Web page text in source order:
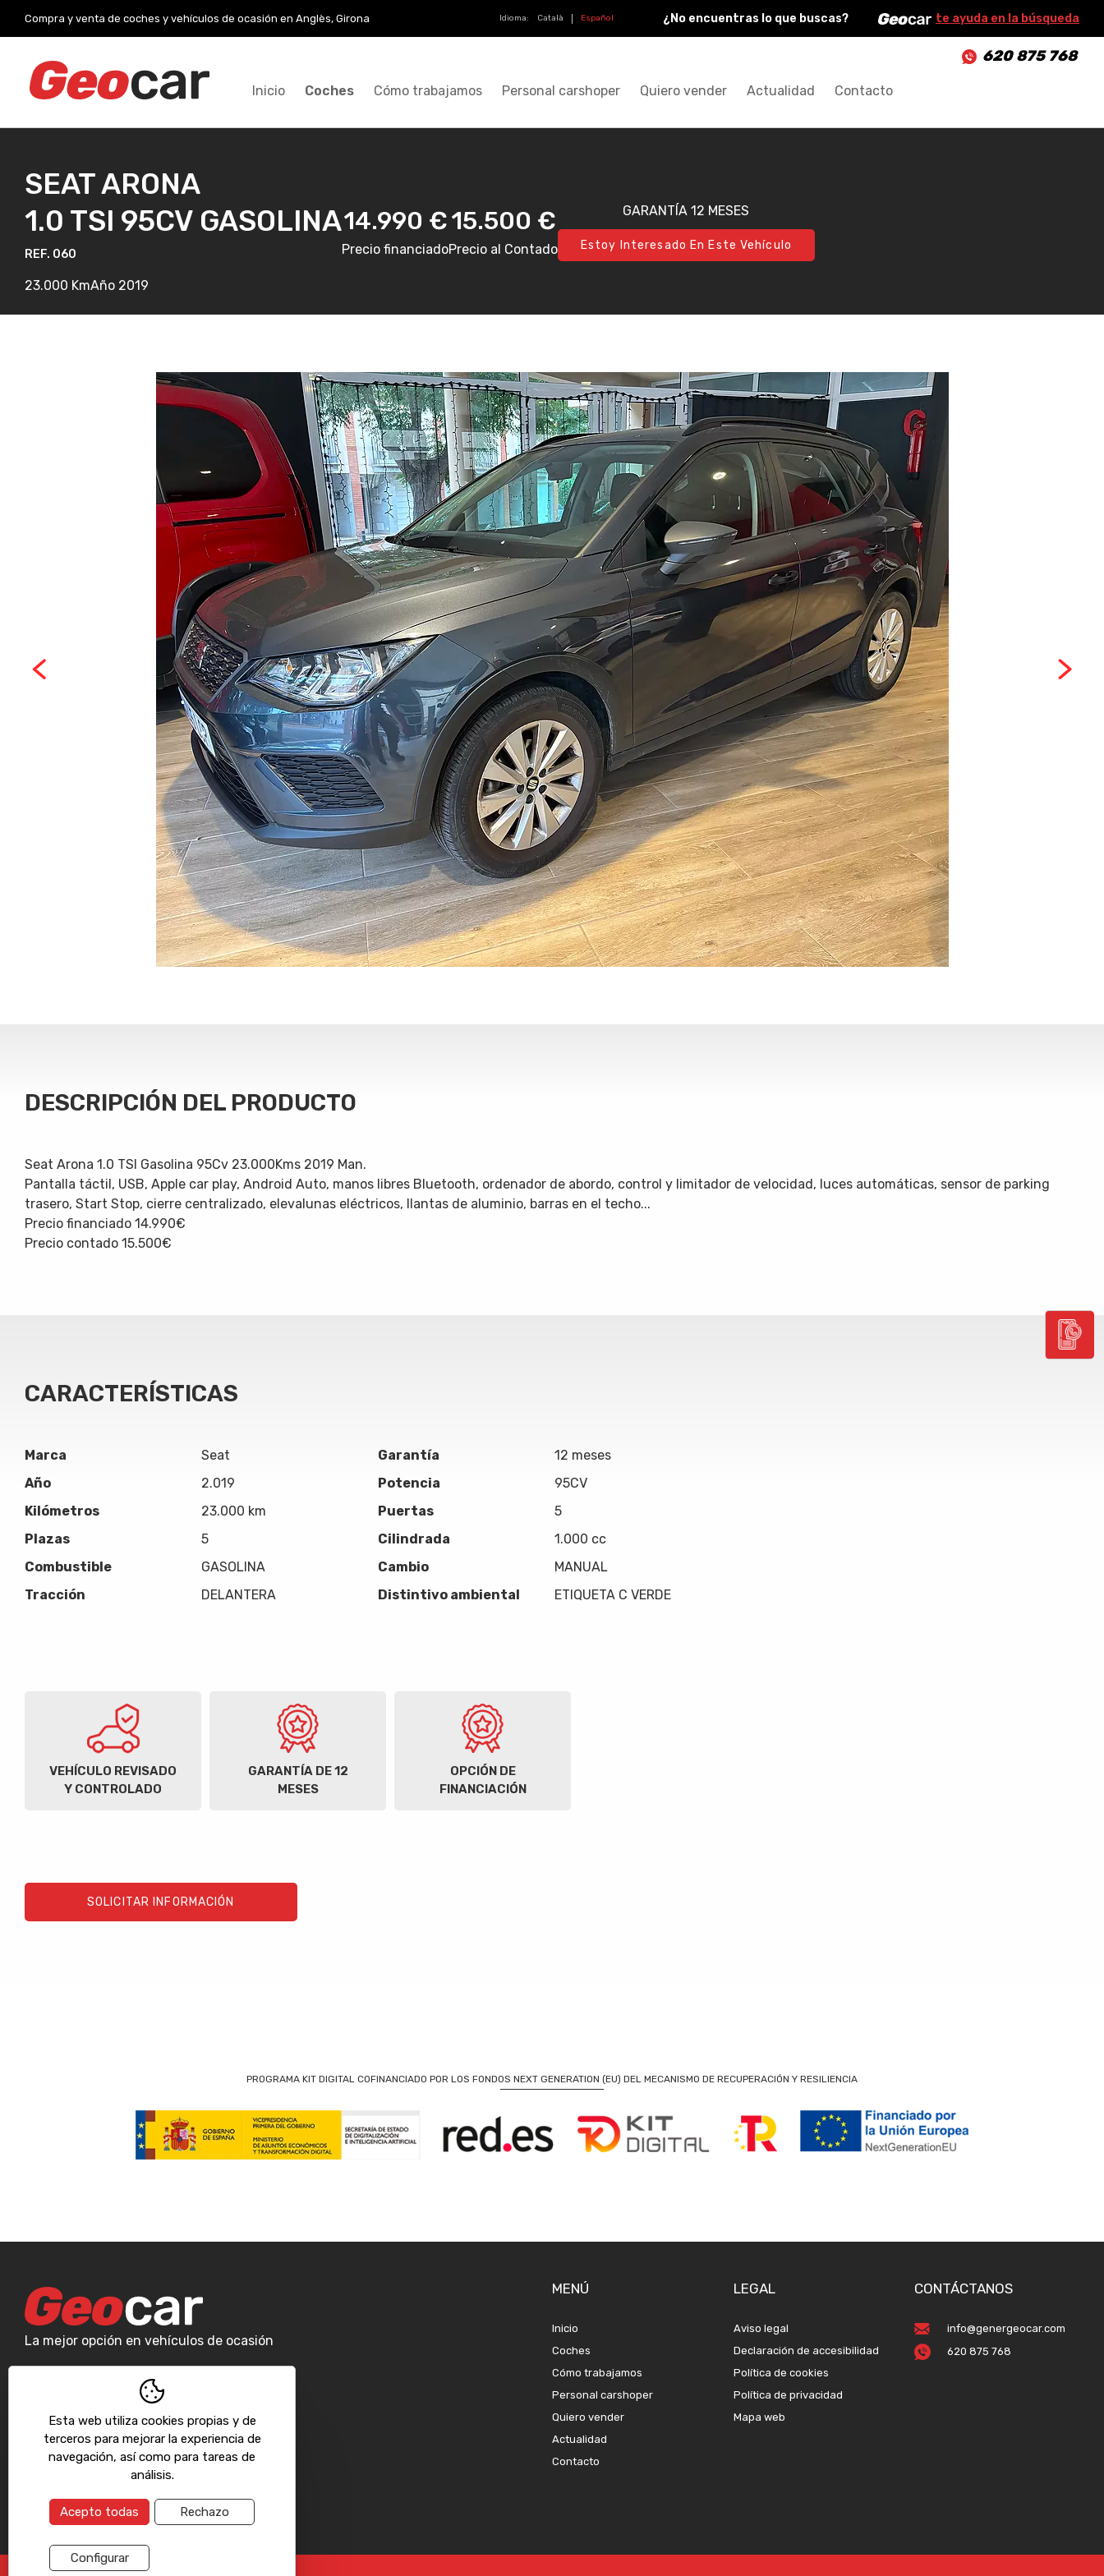
Compra y venta de coches y vehículos de ocasión en Anglès, Girona Idioma: Català Español ¿No encuentras lo que buscas? te ayuda en la búsqueda
Inicio Coches Cómo trabajamos Personal carshoper Quiero vender Actualidad Contacto
620 875 768
SEAT ARONA
1.0 TSI 95CV GASOLINA
REF. 060
23.000 KmAño 2019
14.990 €
Precio financiado
15.500 €
Precio al Contado
GARANTÍA 12 MESES
Estoy Interesado En Este Vehículo
DESCRIPCIÓN DEL PRODUCTO
Seat Arona 1.0 TSI Gasolina 95Cv 23.000Kms 2019 Man.
Pantalla táctil, USB, Apple car play, Android Auto, manos libres Bluetooth, ordenador de abordo, control y limitador de velocidad, luces automáticas, sensor de parking
trasero, Start Stop, cierre centralizado, elevalunas eléctricos, llantas de aluminio, barras en el techo...
Precio financiado 14.990€
Precio contado 15.500€
CARACTERÍSTICAS
Marca Seat Garantía
12 meses
Año
2.019 Potencia
95CV
Kilómetros
23.000 km Puertas
5
Plazas
5 Cilindrada
1.000 cc
Combustible
GASOLINA Cambio
MANUAL
Tracción
DELANTERA Distintivo ambiental ETIQUETA C VERDE
VEHÍCULO REVISADO
Y CONTROLADO
GARANTÍA DE 12
MESES
OPCIÓN DE
FINANCIACIÓN
SOLICITAR INFORMACIÓN
PROGRAMA KIT DIGITAL COFINANCIADO POR LOS FONDOS NEXT GENERATION (EU) DEL MECANISMO DE RECUPERACIÓN Y RESILIENCIA
La mejor opción en vehículos de ocasión
MENÚ
Inicio
Coches
Cómo trabajamos
Personal carshoper
Quiero vender
Actualidad
Contacto
LEGAL
Aviso legal
Declaración de accesibilidad
Política de cookies
Política de privacidad
Mapa web
CONTÁCTANOS
info@genergeocar.com
620 875 768
Esta web utiliza cookies propias y de
terceros para mejorar la experiencia de
navegación, así como para tareas de
análisis.
¿Qué son las cookies?
almacena en el ordenador del usuario y nos
permite reconocerlo. El conjunto de
Acepto todas Rechazo
Configurar